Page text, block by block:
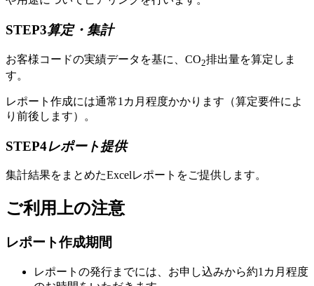
STEP3算定・集計
お客様コードの実績データを基に、CO2排出量を算定しま
す。
レポート作成には通常1カ月程度かかります（算定要件によ
り前後します）。
STEP4レポート提供
集計結果をまとめたExcelレポートをご提供します。
ご利用上の注意
レポート作成期間
レポートの発行までには、お申し込みから約1カ月程度